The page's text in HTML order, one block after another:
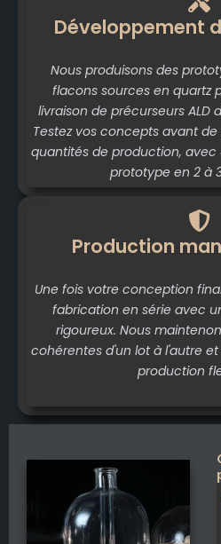
Développement
Nous produisons des
flacons sources en quartz
livraison de précurseurs ALD
Testez vos concepts avant
quantités de production,
prototype en 2 à
Production
Une fois votre conception
fabrication en série avec
rigoureux. Nous
cohérentes d'un lot à l'autre
production